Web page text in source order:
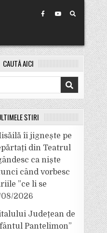
CAUTĂ AICI
ȘTIRI
îi jignește pe
din Teatrul
ca niște
când vorbesc
”ce li se
08/2026
Județean de
Pantelimon”